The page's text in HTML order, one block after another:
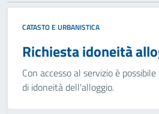
CATASTO E URBANISTICA
Richiesta idoneità
Con accesso al servizio è
di idoneità dell'alloggio.